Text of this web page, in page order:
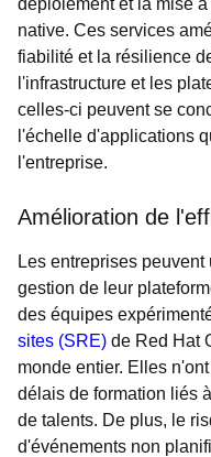
déploiement et la mise
native. Ces services
fiabilité et la résilience
l'infrastructure et les
celles-ci peuvent se
l'échelle d'applications
l'entreprise.
Amélioration de
Les entreprises
gestion de leur
des équipes
sites (SRE) de Red Hat
monde entier. Elles
délais de formation liés
de talents. De plus, le
d'événements non